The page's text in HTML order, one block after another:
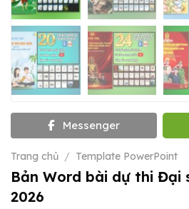
Messenger
Trang chủ / Template PowerPoint
Bản Word bài dự thi Đại
2026